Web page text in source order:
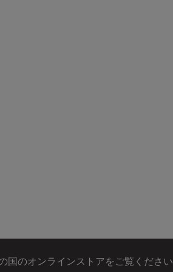
国のオンラインストアをご覧ください